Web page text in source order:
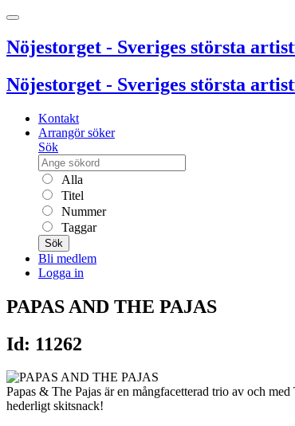
Nöjestorget - Sveriges största
Nöjestorget - Sveriges största
Kontakt
Arrangör söker
Sök
Alla
Titel
Nummer
Taggar
Sök
Bli medlem
Logga in
PAPAS AND THE PAJAS
Id: 11262
Papas & The Pajas är en mångfacetterad trio av och
hederligt skitsnack!